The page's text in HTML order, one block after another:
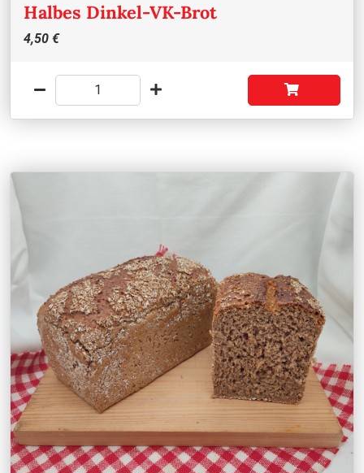
Halbes Dinkel-VK-Brot
4,50 €